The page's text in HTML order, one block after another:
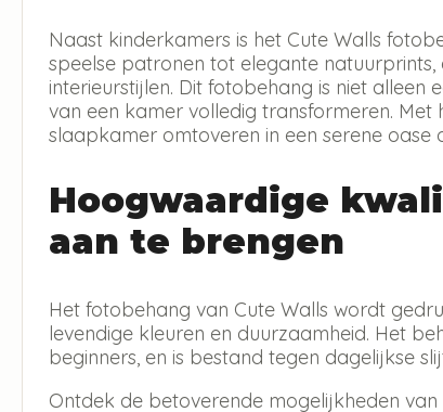
Naast kinderkamers is het Cute Walls
speelse patronen tot elegante
interieurstijlen. Dit fotobehang is niet
van een kamer volledig transformeren.
slaapkamer omtoveren in een serene
Hoogwaardige
aan te brengen
Het fotobehang van Cute Walls wordt
levendige kleuren en duurzaamheid. Het
beginners, en is bestand tegen dagelijkse
Ontdek de betoverende mogelijkheden